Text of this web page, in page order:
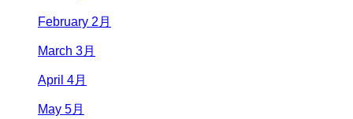
February 2月
March 3月
April 4月
May 5月